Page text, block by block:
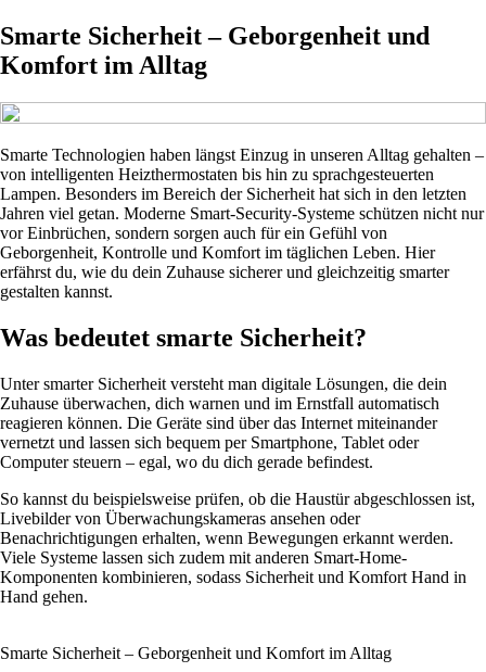
Smarte Sicherheit – Geborgenheit und
Komfort im Alltag
Smarte Technologien haben längst Einzug in unseren Alltag gehalten –
von intelligenten Heizthermostaten bis hin zu sprachgesteuerten
Lampen. Besonders im Bereich der Sicherheit hat sich in den letzten
Jahren viel getan. Moderne Smart-Security-Systeme schützen nicht nur
vor Einbrüchen, sondern sorgen auch für ein Gefühl von
Geborgenheit, Kontrolle und Komfort im täglichen Leben. Hier
erfährst du, wie du dein Zuhause sicherer und gleichzeitig smarter
gestalten kannst.
Was bedeutet smarte Sicherheit?
Unter smarter Sicherheit versteht man digitale Lösungen, die dein
Zuhause überwachen, dich warnen und im Ernstfall automatisch
reagieren können. Die Geräte sind über das Internet miteinander
vernetzt und lassen sich bequem per Smartphone, Tablet oder
Computer steuern – egal, wo du dich gerade befindest.
So kannst du beispielsweise prüfen, ob die Haustür abgeschlossen ist,
Livebilder von Überwachungskameras ansehen oder
Benachrichtigungen erhalten, wenn Bewegungen erkannt werden.
Viele Systeme lassen sich zudem mit anderen Smart-Home-
Komponenten kombinieren, sodass Sicherheit und Komfort Hand in
Hand gehen.
Smarte Sicherheit – Geborgenheit und Komfort im Alltag